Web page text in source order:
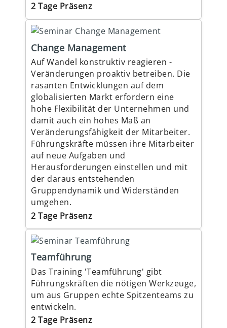
2 Tage Präsenz
Change Management
Auf Wandel konstruktiv reagieren -
Veränderungen proaktiv betreiben. Die
rasanten Entwicklungen auf dem
globalisierten Markt erfordern eine
hohe Flexibilität der Unternehmen und
damit auch ein hohes Maß an
Veränderungsfähigkeit der Mitarbeiter.
Führungskräfte müssen ihre Mitarbeiter
auf neue Aufgaben und
Herausforderungen einstellen und mit
der daraus entstehenden
Gruppendynamik und Widerständen
umgehen.
2 Tage Präsenz
Teamführung
Das Training 'Teamführung' gibt
Führungskräften die nötigen Werkzeuge,
um aus Gruppen echte Spitzenteams zu
entwickeln.
2 Tage Präsenz